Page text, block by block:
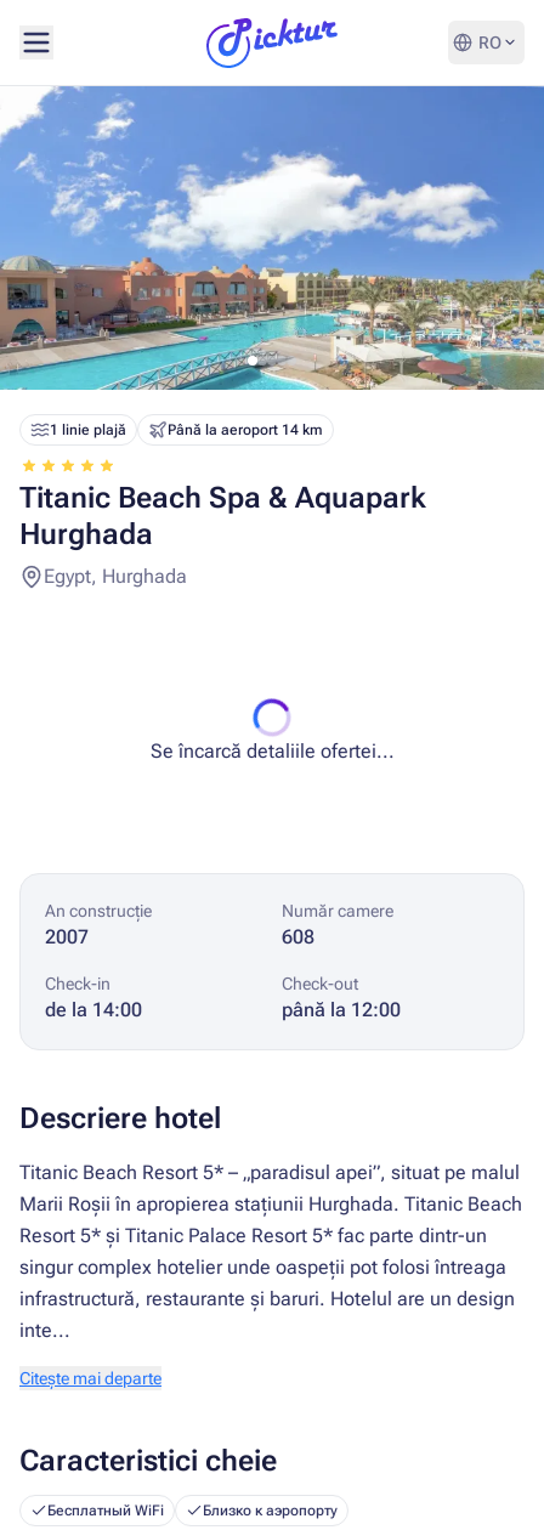
RO
1 linie plajă Până la aeroport 14 km
Titanic Beach Spa & Aquapark
Hurghada
Egypt, Hurghada
Se încarcă detaliile ofertei...
An construcție
2007
Număr camere
608
Check-in
de la 14:00
Check-out
până la 12:00
Descriere hotel
Titanic Beach Resort 5* – „paradisul apei”, situat pe malul
Marii Roșii în apropierea stațiunii Hurghada. Titanic Beach
Resort 5* și Titanic Palace Resort 5* fac parte dintr-un
singur complex hotelier unde oaspeții pot folosi întreaga
infrastructură, restaurante și baruri. Hotelul are un design
inte...
Citește mai departe
Caracteristici cheie
Бесплатный WiFi Близко к аэропорту